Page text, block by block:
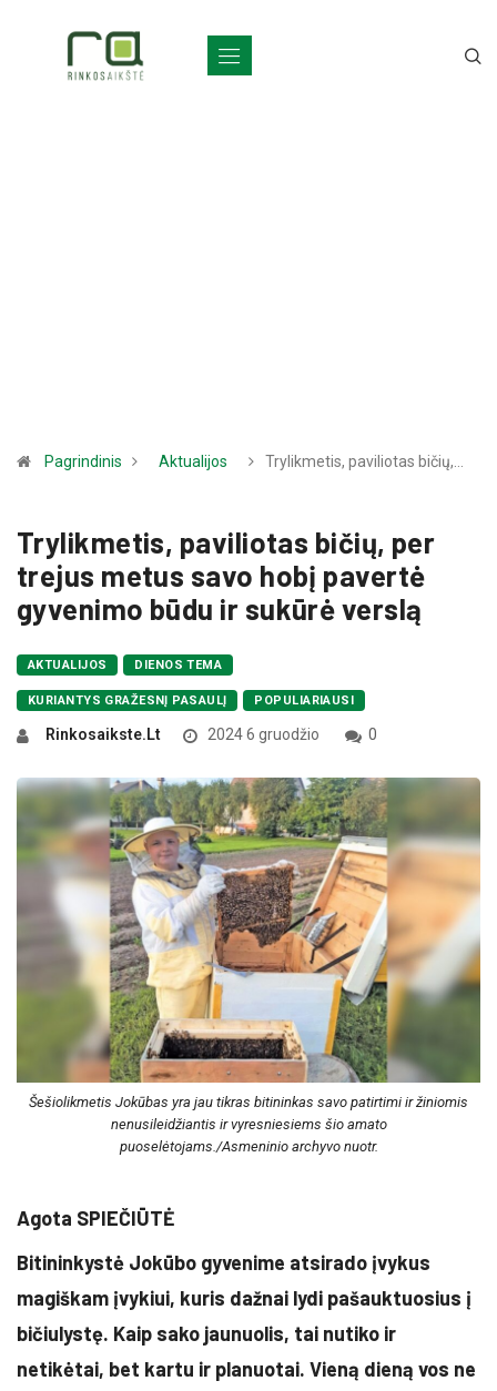
Pagrindinis Aktualijos Trylikmetis, paviliotas bičių,…
Trylikmetis, paviliotas bičių, per
trejus metus savo hobį pavertė
gyvenimo būdu ir sukūrė verslą
AKTUALIJOS DIENOS TEMA
KURIANTYS GRAŽESNĮ PASAULĮ POPULIARIAUSI
Rinkosaikste.lt 2024 6 gruodžio 0
Šešiolikmetis Jokūbas yra jau tikras bitininkas savo patirtimi ir žiniomis
nenusileidžiantis ir vyresniesiems šio amato
puoselėtojams./Asmeninio archyvo nuotr.
Agota SPIEČIŪTĖ
Bitininkystė Jokūbo gyvenime atsirado įvykus
magiškam įvykiui, kuris dažnai lydi pašauktuosius į
bičiulystę. Kaip sako jaunuolis, tai nutiko ir
netikėtai, bet kartu ir planuotai. Vieną dieną vos ne